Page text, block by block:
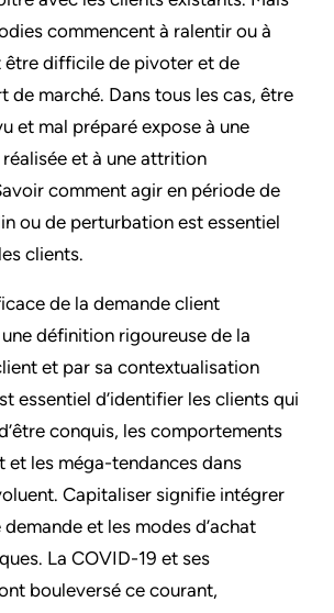
commencent à ralentir ou à
être difficile de pivoter et de
de marché. Dans tous les cas, être
et mal préparé expose à une
et à une attrition
comment agir en période de
ou de perturbation est essentiel
clients.
de la demande client
définition rigoureuse de la
et par sa contextualisation
essentiel d’identifier les clients qui
conquis, les comportements
et les méga-tendances dans
Capitaliser signifie intégrer
et les modes d’achat
La COVID-19 et ses
bouleversé ce courant,